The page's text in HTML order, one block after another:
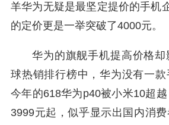
羊华为无疑是最坚定提价的手机
的定价更是一举突破了4000元。
华为的旗舰手机提高价格
球热销排行榜中，华为没有一款
今年的618华为p40被小米10超
3999元起，似乎显示出国内消